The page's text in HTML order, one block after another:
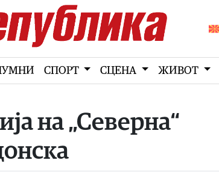
СПОРТ СЦЕНА ЖИВОТ
на „Северна“